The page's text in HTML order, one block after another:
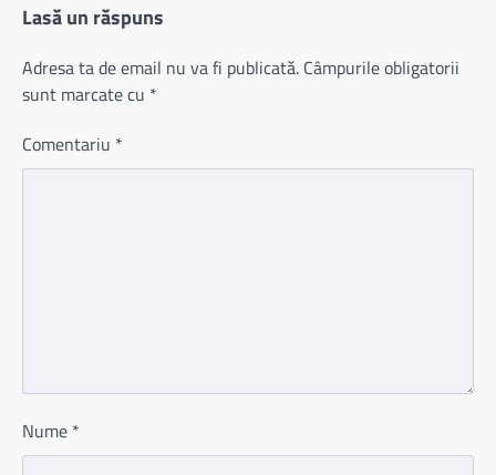
Lasă un răspuns
Adresa ta de email nu va fi publicată. Câmpurile obligatorii
sunt marcate cu *
Comentariu *
Nume *